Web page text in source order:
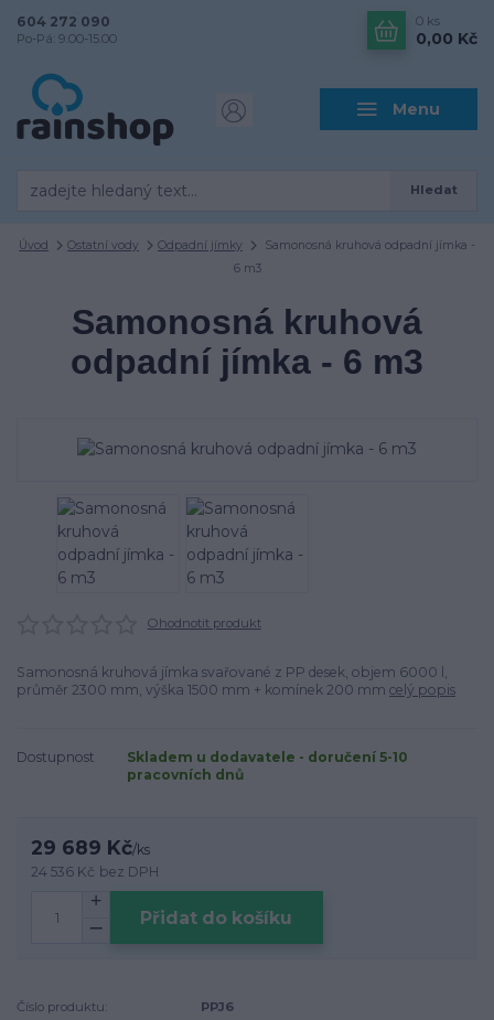
Menu
Hledat
604 272 090
Po-Pá: 9.00-15.00
0 ks
0,00 Kč
Úvod Ostatní vody Odpadní jímky
Samonosná kruhová odpadní jímka -
6 m3
Samonosná kruhová
odpadní jímka - 6 m3
Ohodnotit produkt
Samonosná kruhová jímka svařované z PP desek, objem 6000 l,
průměr 2300 mm, výška 1500 mm + komínek 200 mm celý popis
Dostupnost
Skladem u dodavatele - doručení 5-10
pracovních dnů
29 689 Kč/ks
24 536 Kč bez DPH
Přidat do košíku
Číslo produktu:
PPJ6